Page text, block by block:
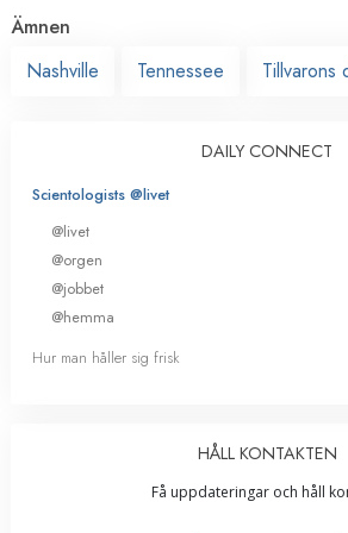
Ämnen
Nashville
Tennessee Tillvarons
DAILY CONNECT
Scientologists @livet
@livet
@orgen
@jobbet
@hemma
Hur man håller sig frisk
HÅLL KONTAKTEN
Få uppdateringar och håll